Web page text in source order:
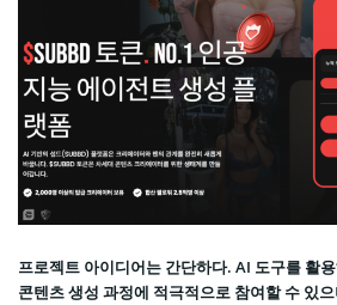
프로젝트 아이디어는 간단하다. AI 도구를 활
콘텐츠 생성 과정에 적극적으로 참여할 수 있